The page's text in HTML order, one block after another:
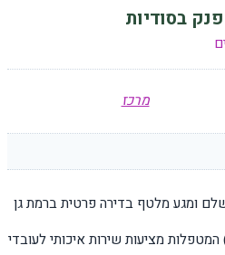
בסודיות
מרכז
ומגע מלטף בדירה פרטית ברמת גן
מציעות שירות איכותי לעובדי